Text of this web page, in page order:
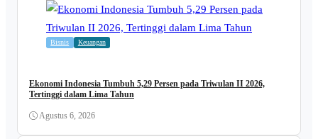
Bisnis Keuangan
Ekonomi Indonesia Tumbuh 5,29 Persen pada Triwulan II 2026,
Tertinggi dalam Lima Tahun
Agustus 6, 2026